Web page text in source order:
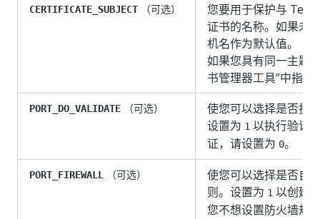
CERTIFICATE_SUBJECT （可选）
您要用于保护与 Test
证书的名称。如果未
机名作为默认值。
如果您具有同一主题
书管理器工具”中指定
PORT_DO_VALIDATE （可选）
使您可以选择是否执
设置为 1 以执行验证
证，请设置为 0。
PORT_FIREWALL （可选）
使您可以选择是否自
则。设置为 1 以创建
您不想设置防火墙规